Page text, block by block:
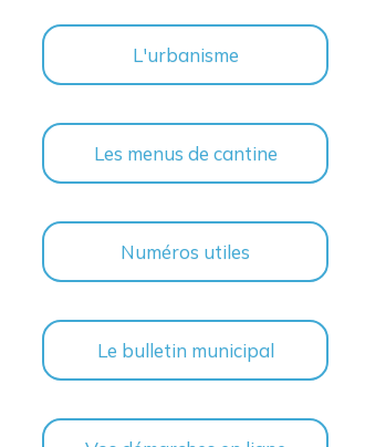
L'urbanisme
Les menus de cantine
Numéros utiles
Le bulletin municipal